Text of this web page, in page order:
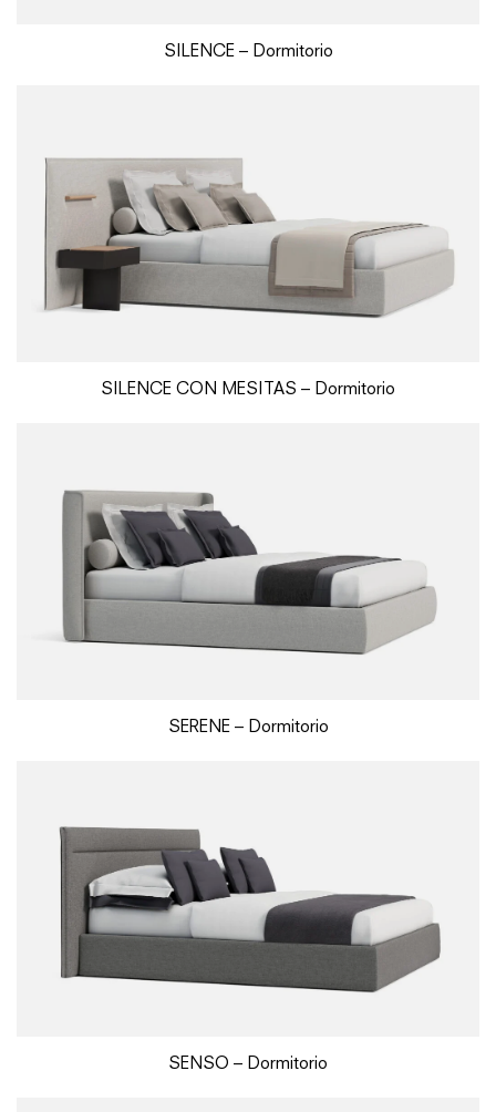
SILENCE – Dormitorio
SILENCE CON MESITAS – Dormitorio
SERENE – Dormitorio
SENSO – Dormitorio